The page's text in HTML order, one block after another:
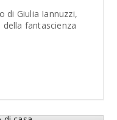
di Giulia Iannuzzi,
fantascienza